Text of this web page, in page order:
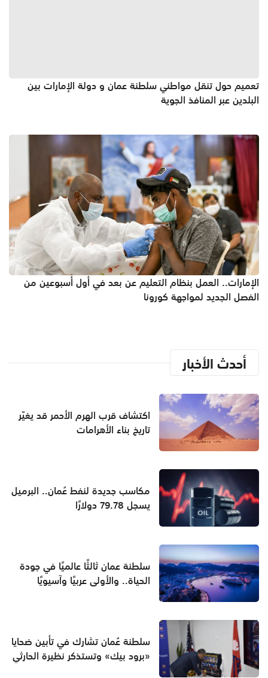
تعميم حول تنقل مواطني سلطنة عمان و دولة الإمارات بين
البلدين عبر المنافذ الجوية
الإمارات.. العمل بنظام التعليم عن بعد في أول أسبوعين من
الفصل الجديد لمواجهة كورونا
أحدث الأخبار
اكتشاف قرب الهرم الأحمر قد يغيّر
تاريخ بناء الأهرامات
مكاسب جديدة لنفط عُمان.. البرميل
يسجل 79.78 دولارًا
سلطنة عمان ثالثًا عالميًا في جودة
الحياة.. والأولى عربيًا وآسيويًا
سلطنة عُمان تشارك في تأبين ضحايا
«برود بيك» وتستذكر نظيرة الحارثي